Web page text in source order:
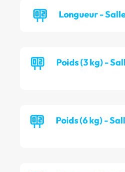
Longueur -
Poids (3 kg) -
Poids (6 kg) -